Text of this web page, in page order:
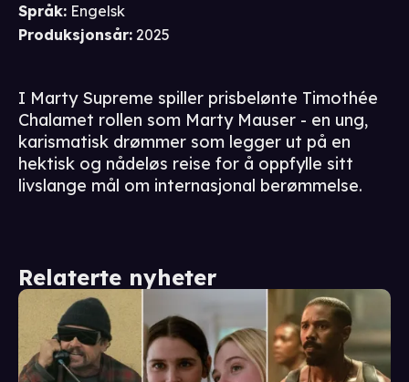
Språk: Engelsk
Produksjonsår: 2025
I Marty Supreme spiller prisbelønte Timothée
Chalamet rollen som Marty Mauser - en ung,
karismatisk drømmer som legger ut på en
hektisk og nådeløs reise for å oppfylle sitt
livslange mål om internasjonal berømmelse.
Relaterte nyheter